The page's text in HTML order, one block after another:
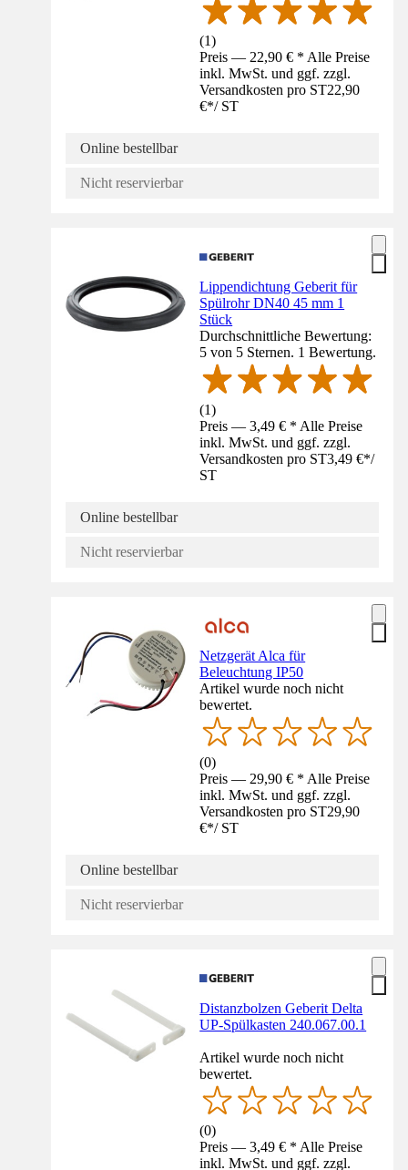
(1)
Preis — 22,90 € * Alle Preise
inkl. MwSt. und ggf. zzgl.
Versandkosten pro ST22,90
€*/ ST
Online bestellbar
Nicht reservierbar
Lippendichtung Geberit für
Spülrohr DN40 45 mm 1
Stück
Durchschnittliche Bewertung:
5 von 5 Sternen. 1 Bewertung.
(1)
Preis — 3,49 € * Alle Preise
inkl. MwSt. und ggf. zzgl.
Versandkosten pro ST3,49 €*/
ST
Online bestellbar
Nicht reservierbar
Netzgerät Alca für
Beleuchtung IP50
Artikel wurde noch nicht
bewertet.
(0)
Preis — 29,90 € * Alle Preise
inkl. MwSt. und ggf. zzgl.
Versandkosten pro ST29,90
€*/ ST
Online bestellbar
Nicht reservierbar
Distanzbolzen Geberit Delta
UP-Spülkasten 240.067.00.1
Artikel wurde noch nicht
bewertet.
(0)
Preis — 3,49 € * Alle Preise
inkl. MwSt. und ggf. zzgl.